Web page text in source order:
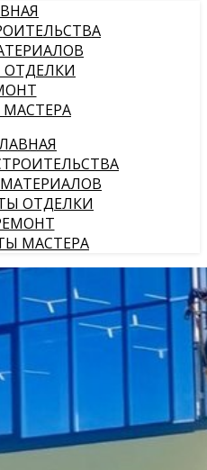
ОТДЕЛКИ
ОТДЕЛКИ
МАСТЕРА